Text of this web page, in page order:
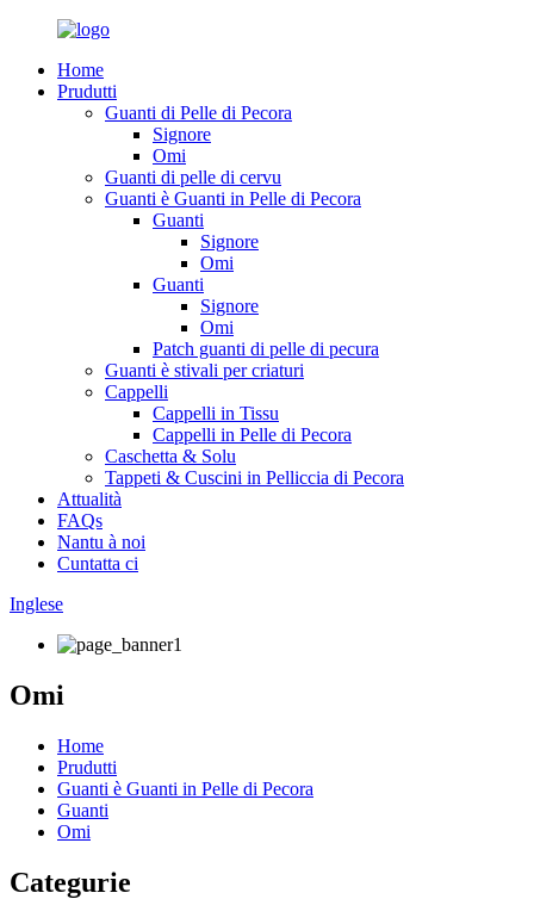
Home
Prudutti
Guanti di Pelle di Pecora
Signore
Omi
Guanti di pelle di cervu
Guanti è Guanti in Pelle di Pecora
Guanti
Signore
Omi
Guanti
Signore
Omi
Patch guanti di pelle di pecura
Guanti è stivali per criaturi
Cappelli
Cappelli in Tissu
Cappelli in Pelle di Pecora
Caschetta & Solu
Tappeti & Cuscini in Pelliccia di Pecora
Attualità
FAQs
Nantu à noi
Cuntatta ci
Inglese
Omi
Home
Prudutti
Guanti è Guanti in Pelle di Pecora
Guanti
Omi
Categurie